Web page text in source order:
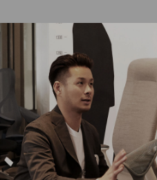
ITEMS IN SHOP
CONTACT
ACCESS